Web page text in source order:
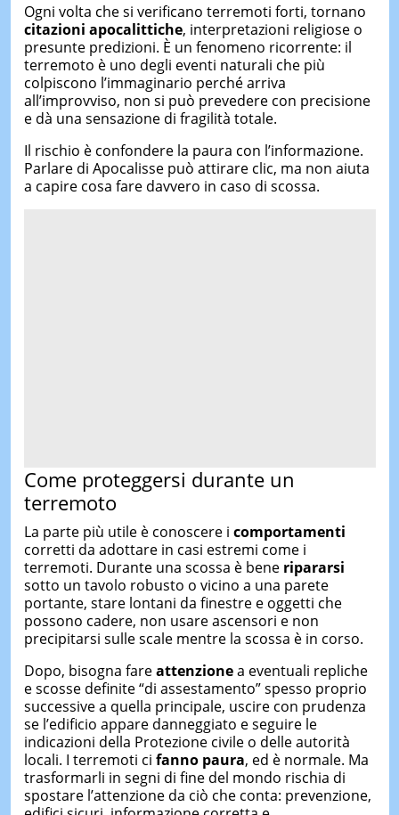
Ogni volta che si verificano terremoti forti, tornano
citazioni apocalittiche, interpretazioni religiose o
presunte predizioni. È un fenomeno ricorrente: il
terremoto è uno degli eventi naturali che più
colpiscono l’immaginario perché arriva
all’improvviso, non si può prevedere con precisione
e dà una sensazione di fragilità totale.
Il rischio è confondere la paura con l’informazione.
Parlare di Apocalisse può attirare clic, ma non aiuta
a capire cosa fare davvero in caso di scossa.
Come proteggersi durante un
terremoto
La parte più utile è conoscere i comportamenti
corretti da adottare in casi estremi come i
terremoti. Durante una scossa è bene ripararsi
sotto un tavolo robusto o vicino a una parete
portante, stare lontani da finestre e oggetti che
possono cadere, non usare ascensori e non
precipitarsi sulle scale mentre la scossa è in corso.
Dopo, bisogna fareattenzionea eventuali repliche
e scosse definite “di assestamento” spesso proprio
successive a quella principale, uscire con prudenza
se l’edificio appare danneggiato e seguire le
indicazioni della Protezione civile o delle autorità
locali. I terremoti ci fanno paura, ed è normale. Ma
trasformarli in segni di fine del mondo rischia di
spostare l’attenzione da ciò che conta: prevenzione,